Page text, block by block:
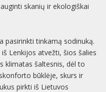
skanių ir ekologiškai
pasirinkti tinkamą sodinuką.
Lenkijos atvežti, šios šalies
klimatas šaltesnis, dėl to
būklėje, skurs ir
pirkti iš Lietuvos